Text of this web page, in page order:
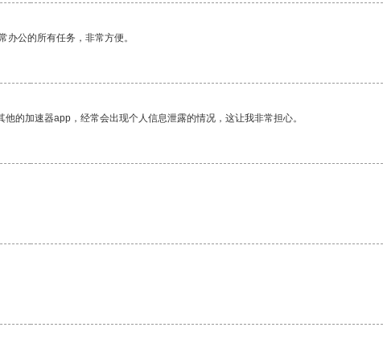
公的所有任务，非常方便。
的加速器app，经常会出现个人信息泄露的情况，这让我非常担心。